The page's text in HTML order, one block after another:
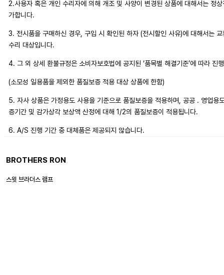
2.사용자 혹은 개인 수리자에 의해 개조 및 사양이 변경된 상품에 대해서는 정
가합니다.
3. 전시품을 구매하신 경우, 구입 시 확인된 하자 (전시할인 사유)에 대해서는
수리 대상입니다.
4. 그 외 상세 환불규정은 소비자보호법에 공지된 ‘품목별 해결기준’에 따라 진
(소모성 일용품을 제외한 품질보증 적용 대상 상품에 한함)
5. 자사 상품은 가정용도 사용을 기준으로 품질보증을 적용하며, 공공 . 영업용
증기간 및 감가상각 보상액 산정에 대해 1/2의 품질보증이 적용됩니다.
6. A/S 진행 기간 중 대체품은 제공되지 않습니다.
BROTHERS RON
스윗 브라더스 램프